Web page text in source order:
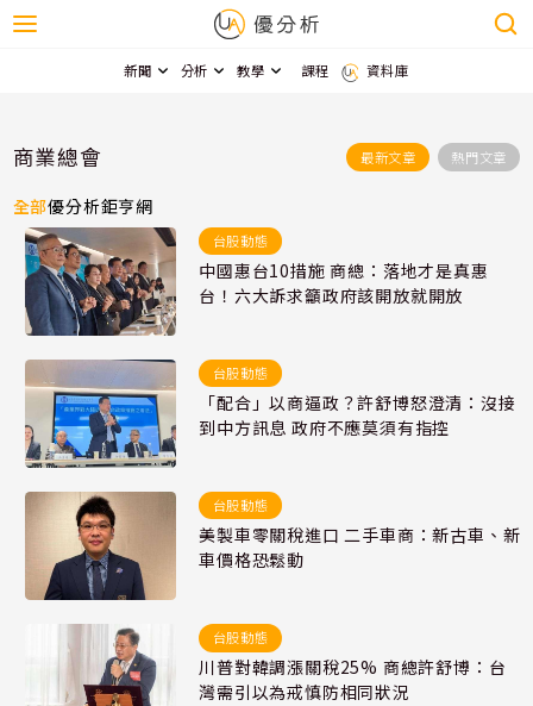
新聞 分析 教學 課程 資料庫
商業總會 最新文章 熱門文章
全部優分析鉅亨網
台股動態
中國惠台10措施 商總：落地才是真惠
台！六大訴求籲政府該開放就開放
台股動態
「配合」以商逼政？許舒博怒澄清：沒接
到中方訊息 政府不應莫須有指控
台股動態
美製車零關稅進口 二手車商：新古車、新
車價格恐鬆動
台股動態
川普對韓調漲關稅25% 商總許舒博：台
灣需引以為戒慎防相同狀況